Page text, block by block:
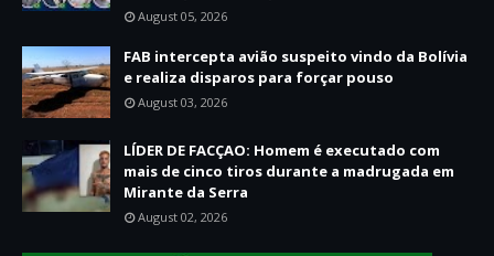
August 05, 2026
FAB intercepta avião suspeito vindo da Bolívia
e realiza disparos para forçar pouso
August 03, 2026
LÍDER DE FACÇAO: Homem é executado com
mais de cinco tiros durante a madrugada em
Mirante da Serra
August 02, 2026